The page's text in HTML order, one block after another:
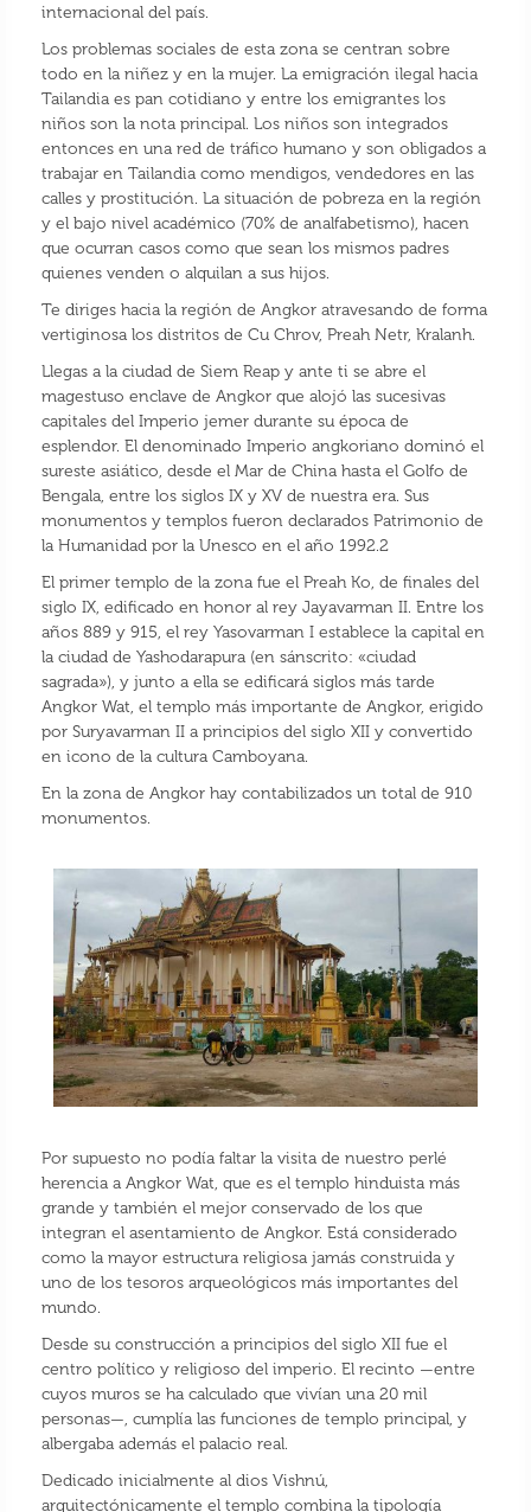
internacional del país.
Los problemas sociales de esta zona se centran sobre
todo en la niñez y en la mujer. La emigración ilegal hacia
Tailandia es pan cotidiano y entre los emigrantes los
niños son la nota principal. Los niños son integrados
entonces en una red de tráfico humano y son obligados a
trabajar en Tailandia como mendigos, vendedores en las
calles y prostitución. La situación de pobreza en la región
y el bajo nivel académico (70% de analfabetismo), hacen
que ocurran casos como que sean los mismos padres
quienes venden o alquilan a sus hijos.
Te diriges hacia la región de Angkor atravesando de forma
vertiginosa los distritos de Cu Chrov, Preah Netr, Kralanh.
Llegas a la ciudad de Siem Reap y ante ti se abre el
magestuso enclave de Angkor que alojó las sucesivas
capitales del Imperio jemer durante su época de
esplendor. El denominado Imperio angkoriano​ dominó el
sureste asiático, desde el Mar de China hasta el Golfo de
Bengala, entre los siglos IX y XV de nuestra era. Sus
monumentos y templos fueron declarados Patrimonio de
la Humanidad por la Unesco en el año 1992.2
El primer templo de la zona fue el Preah Ko, de finales del
siglo IX, edificado en honor al rey Jayavarman II. Entre los
años 889 y 915, el rey Yasovarman I establece la capital en
la ciudad de Yashodarapura​ (en sánscrito: «ciudad
sagrada»), y junto a ella se edificará siglos más tarde
Angkor Wat, el templo más importante de Angkor, erigido
por Suryavarman II a principios del siglo XII y convertido
en icono de la cultura Camboyana.
En la zona de Angkor hay contabilizados un total de 910
monumentos.
Por supuesto no podía faltar la visita de nuestro perlé
herencia a Angkor Wat, que es el templo hinduista más
grande y también el mejor conservado de los que
integran el asentamiento de Angkor. Está considerado
como la mayor estructura religiosa jamás construida​ y
uno de los tesoros arqueológicos más importantes del
mundo.
Desde su construcción a principios del siglo XII fue el
centro político y religioso del imperio. El recinto —entre
cuyos muros se ha calculado que vivían una 20 mil
personas—,​ cumplía las funciones de templo principal, y
albergaba además el palacio real.
Dedicado inicialmente al dios Vishnú,​
arquitectónicamente el templo combina la tipología